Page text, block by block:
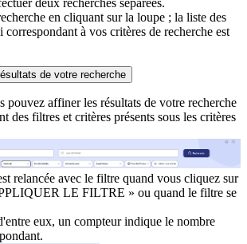
en cliquant sur la loupe ; la liste des
à vos critères de recherche est
de votre recherche
pouvez affiner les résultats de votre recherche
des filtres et critères présents sous les critères
relancée avec le filtre quand vous cliquez sur
LE FILTRE » ou quand le filtre se
eux, un compteur indique le nombre